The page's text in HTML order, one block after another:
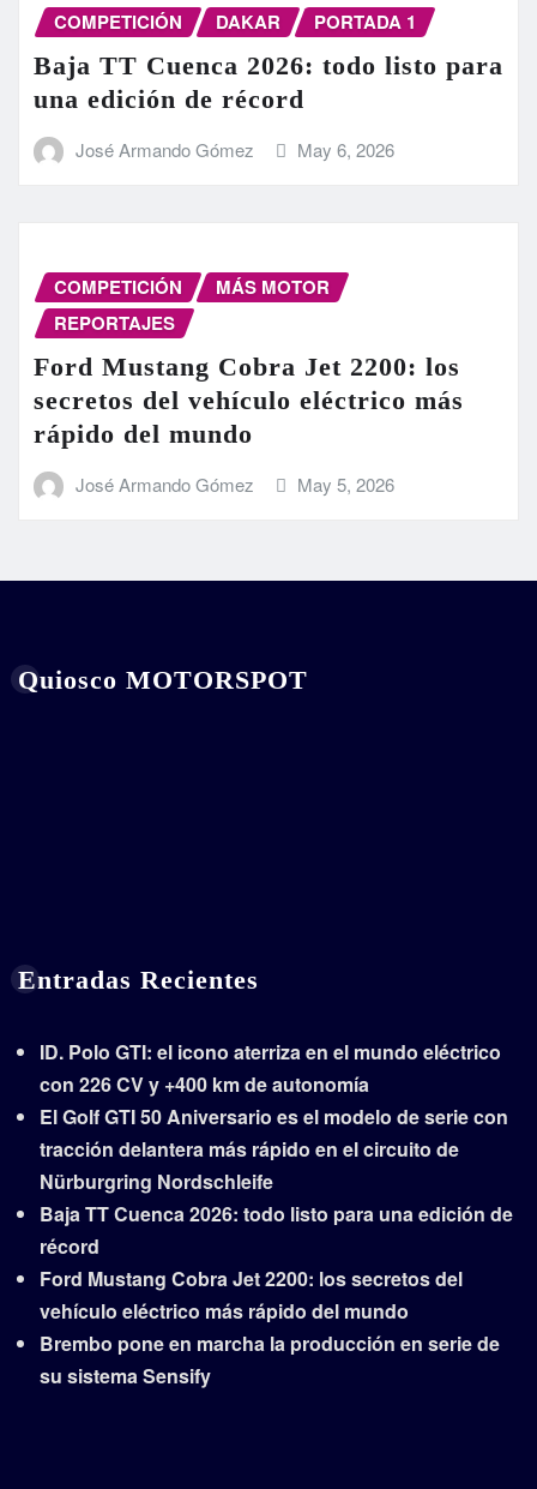
COMPETICIÓN DAKAR PORTADA 1
Baja TT Cuenca 2026: todo listo para
una edición de récord
José Armando Gómez May 6, 2026
COMPETICIÓN
MÁS MOTOR
REPORTAJES
Ford Mustang Cobra Jet 2200: los
secretos del vehículo eléctrico más
rápido del mundo
José Armando Gómez May 5, 2026
Quiosco MOTORSPOT
Entradas Recientes
ID. Polo GTI: el icono aterriza en el mundo eléctrico
con 226 CV y +400 km de autonomía
El Golf GTI 50 Aniversario es el modelo de serie con
tracción delantera más rápido en el circuito de
Nürburgring Nordschleife
Baja TT Cuenca 2026: todo listo para una edición de
récord
Ford Mustang Cobra Jet 2200: los secretos del
vehículo eléctrico más rápido del mundo
Brembo pone en marcha la producción en serie de
su sistema Sensify